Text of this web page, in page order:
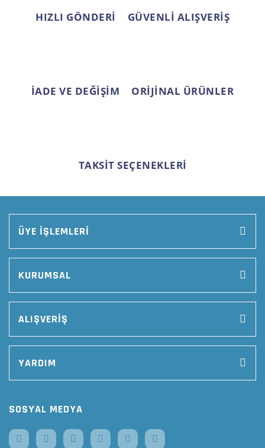
HIZLI GÖNDERİ GÜVENLİ ALIŞVERİŞ
İADE VE DEĞİŞİM ORİJİNAL ÜRÜNLER
TAKSİT SEÇENEKLERİ
ÜYE İŞLEMLERİ
KURUMSAL
ALIŞVERİŞ
YARDIM
SOSYAL MEDYA